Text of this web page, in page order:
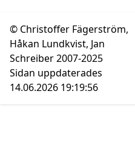
© Christoffer Fägerström,
Håkan Lundkvist, Jan
Schreiber 2007-2025
Sidan uppdaterades
14.06.2026 19:19:56